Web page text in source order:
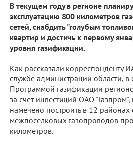
В текущем году в регионе
эксплуатацию 800 километров
сетей, снабдить "голубым
квартир и достичь к первому
уровня газификации.
Как рассказали корреспонденту
службе администрации области, в
Программой газификации
за счет инвестиций ОАО "Газпром",
намечено построить в 12 районах
межпоселковых газопроводов
километров.